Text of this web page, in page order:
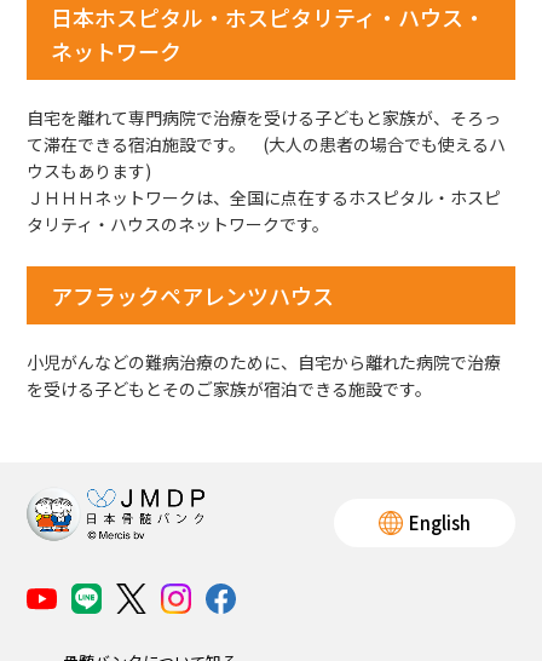
患者さんへ
ボランティア活動
法人情報
インフォメーション
お問い合わせ English
日本ホスピタル・ホスピタリティ・ハウス・
ネットワーク
自宅を離れて専門病院で治療を受ける子どもと家族が、そろっ
て滞在できる宿泊施設です。 (大人の患者の場合でも使えるハ
ウスもあります)
ＪＨＨＨネットワークは、全国に点在するホスピタル・ホスピ
タリティ・ハウスのネットワークです。
アフラックペアレンツハウス
小児がんなどの難病治療のために、自宅から離れた病院で治療
を受ける子どもとそのご家族が宿泊できる施設です。
English